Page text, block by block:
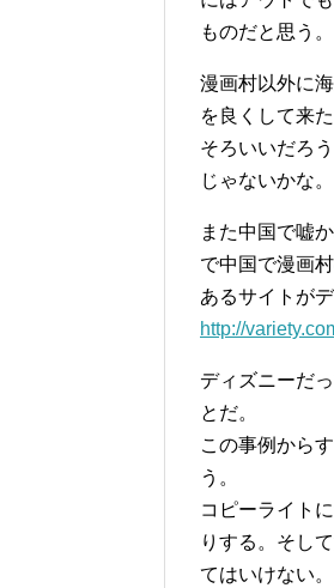
ものだと思う。
漫画村以外に
を良くして来
そろいいだろ
じゃないかな。
また中国で嘘
で中国で漫画
あるサイトが
http://
ディズニーだ
とだ。
この事例から
う。
コピーライト
りする。そし
てはいけない